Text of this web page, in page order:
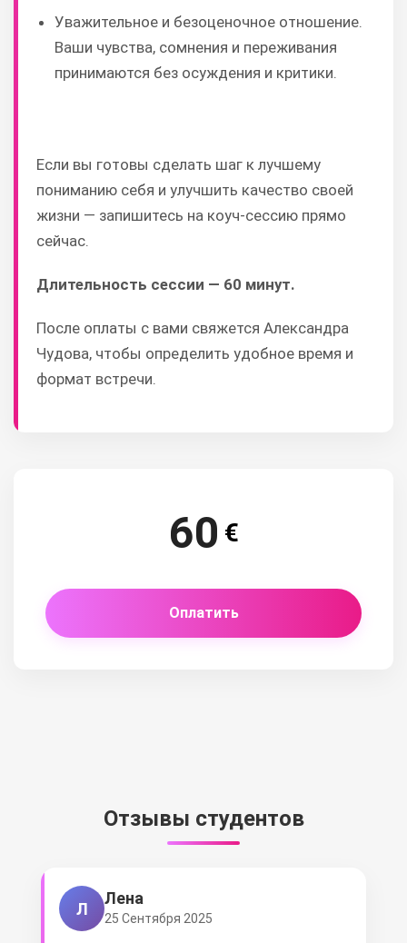
Уважительное и безоценочное отношение.
Ваши чувства, сомнения и переживания
принимаются без осуждения и критики.
Если вы готовы сделать шаг к лучшему
пониманию себя и улучшить качество своей
жизни — запишитесь на коуч-сессию прямо
сейчас.
Длительность сессии — 60 минут.
После оплаты с вами свяжется Александра
Чудова, чтобы определить удобное время и
формат встречи.
60 €
Оплатить
Отзывы студентов
Л
Лена
25 Сентября 2025